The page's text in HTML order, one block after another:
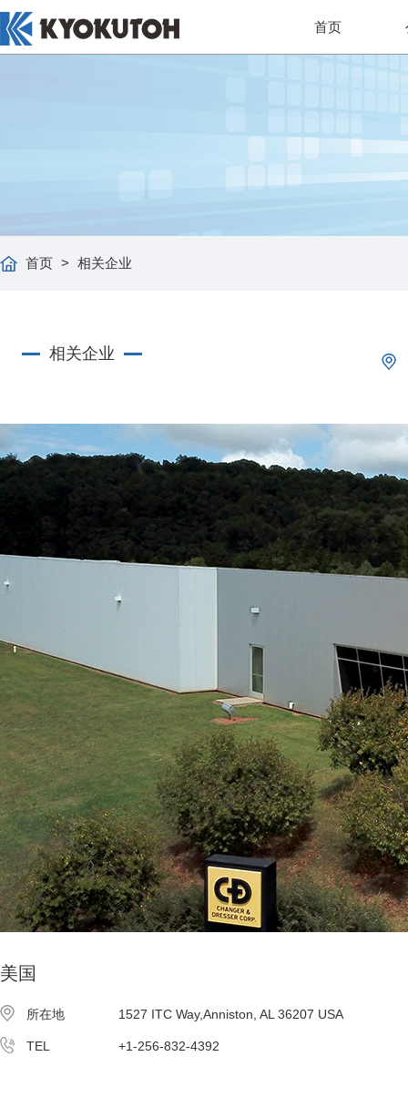
首页
首页 > 相关企业
相关企业
美国
所在地 1527 ITC Way,Anniston, AL 36207 USA
TEL +1-256-832-4392